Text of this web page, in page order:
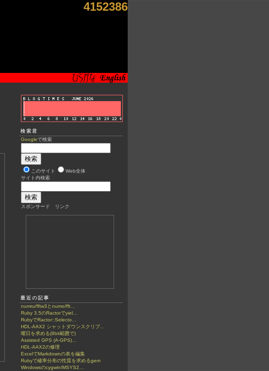
4152386
検索君
Googleで検索
このサイト
Web全体
サイト内検索
スポンサード リンク
最近の記事
numru/fftw3とnumo/fft…
Ruby 3.5のRactorでyiel…
RubyでRactor::Selecto…
HDL-AAX2 シャットダウンスクリプ…
曜日を求める(8bit範囲で)
Assisted GPS (A-GPS)…
HDL-AAX2の修理
ExcelでMarkdownの表を編集
Rubyで確率分布の性質を求めるgem
Windowsのcygwin/MSYS2…